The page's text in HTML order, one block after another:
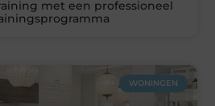
met een professioneel
WONINGEN